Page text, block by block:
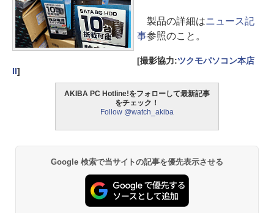
製品の詳細はニュース記
事参照のこと。
[撮影協力:ツクモパソコン本店
II]
AKIBA PC Hotline!をフォローして最新記事
をチェック！
Follow @watch_akiba
Google 検索で当サイトの記事を優先表示させる